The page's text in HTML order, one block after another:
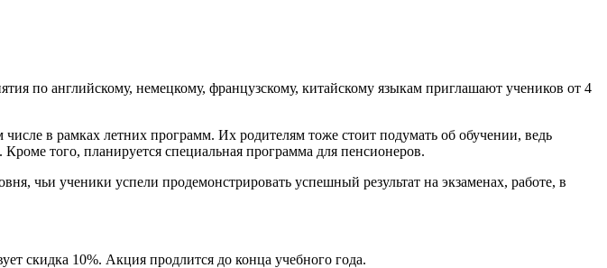
по английскому, немецкому, французскому, китайскому языкам приглашают учеников от 4
в рамках летних программ. Их родителям тоже стоит подумать об обучении, ведь
того, планируется специальная программа для пенсионеров.
чьи ученики успели продемонстрировать успешный результат на экзаменах, работе, в
скидка 10%. Акция продлится до конца учебного года.